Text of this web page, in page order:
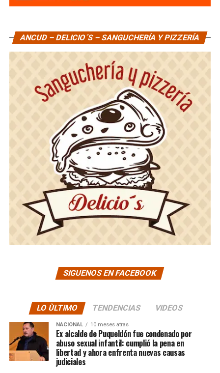
ANCUD – DELICIO´S – SANGUCHERÍA Y PIZZERÍA
SIGUENOS EN FACEBOOK
LO ÙLTIMO TENDENCIAS VIDEOS
NACIONAL 10 meses atras
Ex alcalde de Puqueldón fue condenado por
abuso sexual infantil: cumplió la pena en
libertad y ahora enfrenta nuevas causas
judiciales